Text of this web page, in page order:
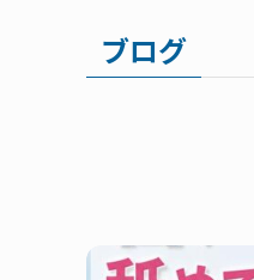
ブログ